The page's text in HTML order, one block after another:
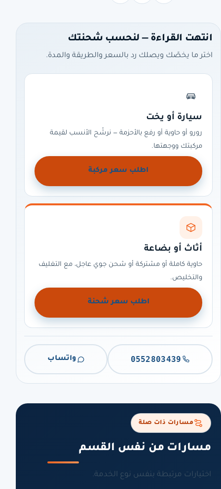
انتهت القراءة — لنحسب شحنتك
اختر ما يخصّك ويصلك رد بالسعر والطريقة والمدة.
سيارة أو يخت
رورو أو حاوية أو رفع بالأحزمة — نرشّح الأنسب لقيمة
مركبتك ووجهتها.
اطلب سعر مركبة
أثاث أو بضاعة
حاوية كاملة أو مشتركة أو شحن جوي عاجل، مع التغليف
والتخليص.
اطلب سعر شحنة
0552803439 واتساب
مسارات ذات صلة
مسارات من نفس القسم
اختيارات مرتبطة بنفس نوع الخدمة.